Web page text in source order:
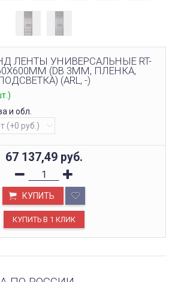
ЛЕНТЫ УНИВЕРСАЛЬНЫЕ RT-
(DB 3ММ, ПЛЕНКА,
(ARL, -)
и обл.
67 137,49 руб.
КУПИТЬ